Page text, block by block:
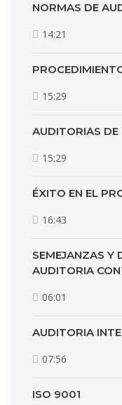
NORMAS DE
14:21
15:29
AUDITORIAS DE
15:29
ÉXITO EN EL
16:43
SEMEJANZAS Y
AUDITORIA
06:01
AUDITORIA
07:56
ISO 9001